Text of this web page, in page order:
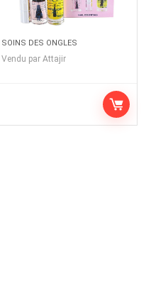
SOINS DES ONGLES
Vendu par Attajir